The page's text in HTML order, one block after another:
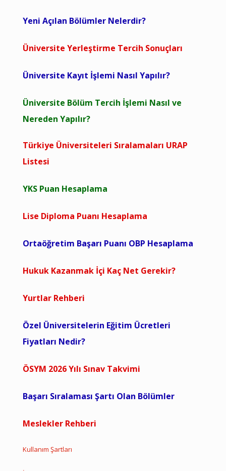
Yeni Açılan Bölümler Nelerdir?
Üniversite Yerleştirme Tercih Sonuçları
Üniversite Kayıt İşlemi Nasıl Yapılır?
Üniversite Bölüm Tercih İşlemi Nasıl ve
Nereden Yapılır?
Türkiye Üniversiteleri Sıralamaları URAP
Listesi
YKS Puan Hesaplama
Lise Diploma Puanı Hesaplama
Ortaöğretim Başarı Puanı OBP Hesaplama
Hukuk Kazanmak İçi Kaç Net Gerekir?
Yurtlar Rehberi
Özel Üniversitelerin Eğitim Ücretleri
Fiyatları Nedir?
ÖSYM 2026 Yılı Sınav Takvimi
Başarı Sıralaması Şartı Olan Bölümler
Meslekler Rehberi
Kullanım Şartları